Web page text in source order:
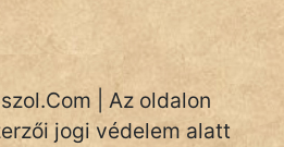
| Az oldalon
jogi védelem alatt